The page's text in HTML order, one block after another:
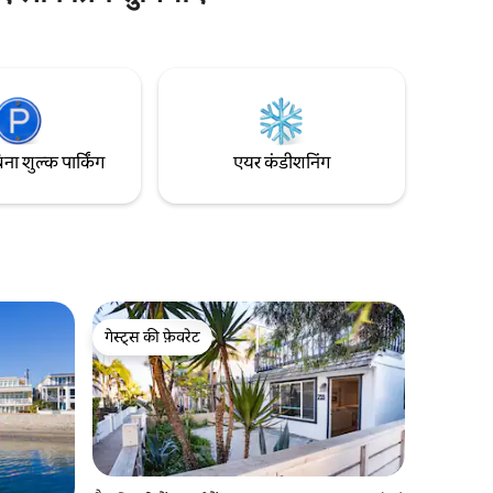
शुल्क पार्किंग एयर कंडीशनिंग
गेस्ट्स की फ़ेवरेट
गेस्ट्स की फ़ेवरेट